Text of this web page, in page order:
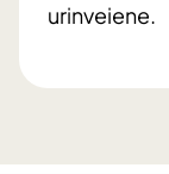
urinveiene.